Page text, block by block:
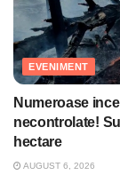
EVENIMENT
Numeroase
necontrolate!
hectare
AUGUST 6, 2026